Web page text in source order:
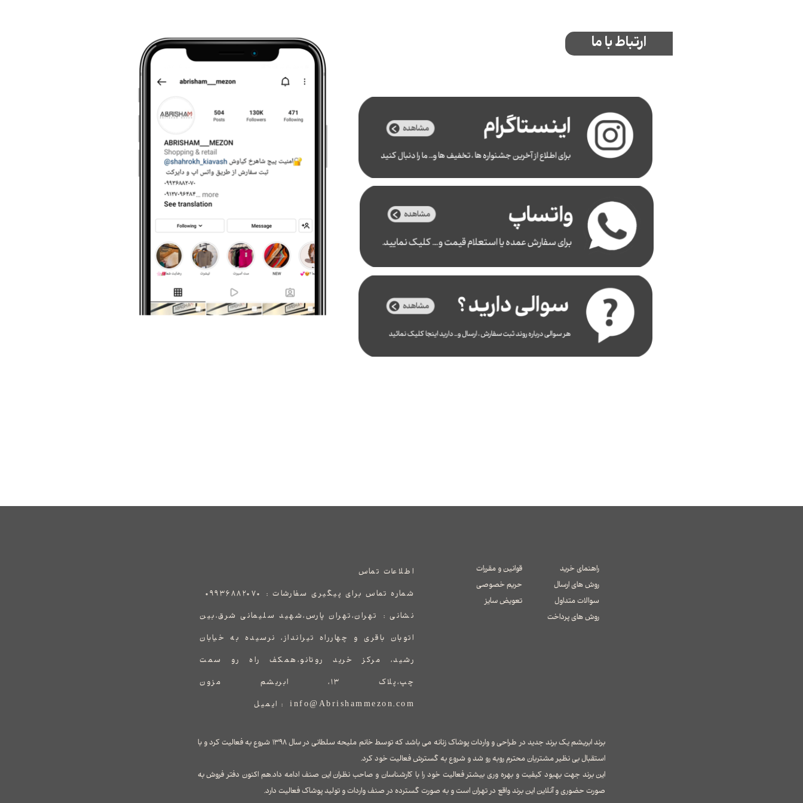
ارتباط با ما
برند ابریشم یک برند جدید در طراحی و واردات پوشاک زنانه می باشد که توسط خانم ملیحه سلطانی در سال ۱۳۹۸ شروع به فعالیت کرد و با
استقبال بی نظیر مشتریان محترم روبه رو شد و شروع به گسترش فعالیت خود کرد.
این برند جهت بهبود کیفیت و بهره وری بیشتر فعالیت خود را با کارشناسان و صاحب نظران این صنف ادامه داد.هم اکنون دفتر فروش به
صورت حضوری و آنلاین این برند واقع در تهران است و به صورت گسترده در صنف واردات و تولید پوشاک فعالیت دارد.
راهنمای خرید
روش های ارسال
سوالات متداول
​​​​​​​روش های پرداخت
قوانین و مقررات
حریم خصوصی
تعویض سایز
اطلاعات تماس
شماره تماس برای پیگیری سفارشات : ۰۹۹۳۶۸۸۲۰۷۰
نشانی : ​​​​​​​​​​​​​​تهران،تهران پارس،شهید سلیمانی شرق،بین
اتوبان باقری و چهارراه تیرانداز، نرسیده به خیابان
رشید، مرکز خرید روتانو،همکف راه رو سمت
چپ،پلاک ۱۳، ابریشم مزون
info@Abrishammezon.com : ایمیل